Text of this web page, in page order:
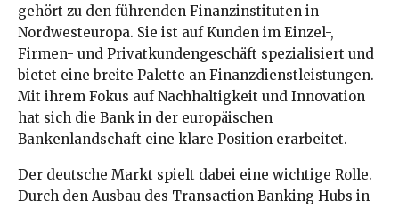
gehört zu den führenden Finanzinstituten in
Nordwesteuropa. Sie ist auf Kunden im Einzel-,
Firmen- und Privatkundengeschäft spezialisiert und
bietet eine breite Palette an Finanzdienstleistungen.
Mit ihrem Fokus auf Nachhaltigkeit und Innovation
hat sich die Bank in der europäischen
Bankenlandschaft eine klare Position erarbeitet.
Der deutsche Markt spielt dabei eine wichtige Rolle.
Durch den Ausbau des Transaction Banking Hubs in